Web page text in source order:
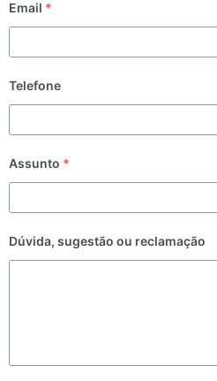
Email *
Telefone
Assunto *
Dúvida, sugestão ou reclamação